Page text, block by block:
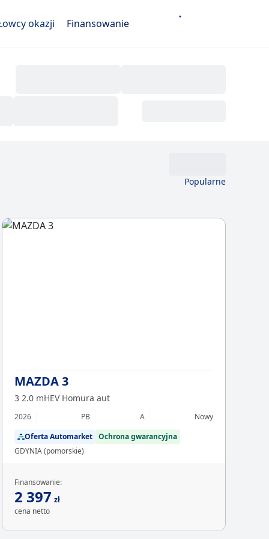
okazji Finansowanie
Popularne
MAZDA 3
3 2.0 mHEV Homura aut
2026 PB A
Nowy
Oferta Automarket
Ochrona gwarancyjna
GDYNIA (pomorskie)
Finansowanie:
2 397 zł
cena netto